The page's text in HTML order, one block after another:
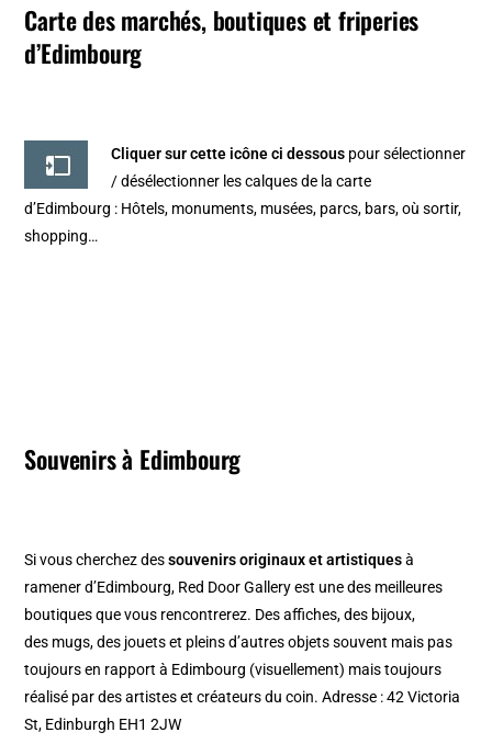
Carte des marchés, boutiques et friperies
d’Edimbourg
Cliquer sur cette icône ci dessous pour sélectionner
/ désélectionner les calques de lacarte
d’Edimbourg : Hôtels, monuments, musées, parcs, bars, où sortir,
shopping…
Souvenirs à Edimbourg
Si vous cherchez dessouvenirs originaux et artistiquesà
ramener d’Edimbourg, Red Door Galleryest une des meilleures
boutiques que vous rencontrerez. Des affiches, des bijoux,
des mugs, des jouets et pleins d’autres objets souvent mais pas
toujours en rapport à Edimbourg (visuellement) mais toujours
réalisé par des artistes et créateurs du coin. Adresse : 42 Victoria
St, Edinburgh EH1 2JW